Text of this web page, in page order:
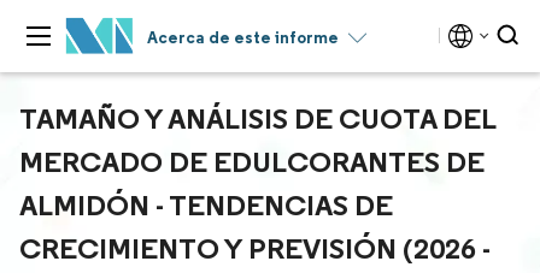
Acerca de este informe
TAMAÑO Y ANÁLISIS DE CUOTA DEL
MERCADO DE EDULCORANTES DE
ALMIDÓN - TENDENCIAS DE
CRECIMIENTO Y PREVISIÓN (2026 -